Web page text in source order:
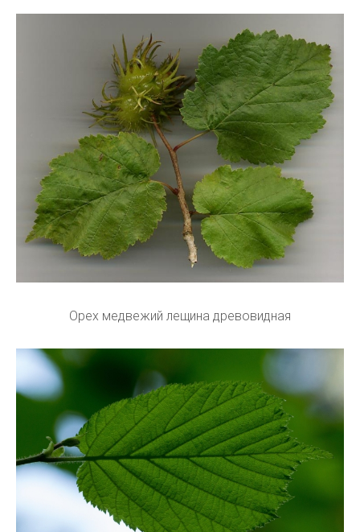
Орех медвежий лещина древовидная